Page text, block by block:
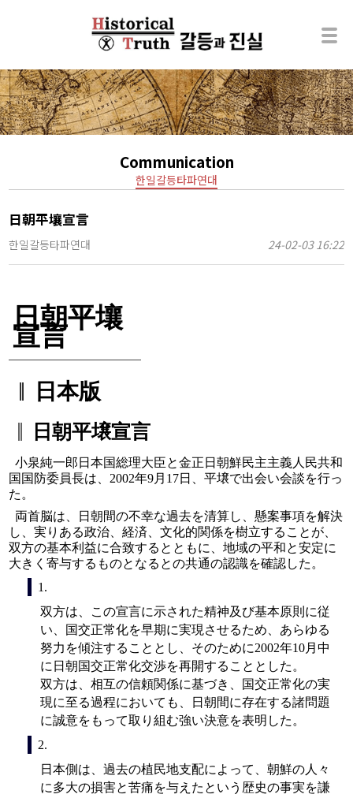
Communication
한일갈등타파연대
日朝平壤宣言
한일갈등타파연대 24-02-03 16:22
日朝平壤
宣言
日本版
日朝平壌宣言
小泉純一郎日本国総理大臣と金正日朝鮮民主主義人民共和
国国防委員長は、2002年9月17日、平壌で出会い会談を行っ
た。
両首脳は、日朝間の不幸な過去を清算し、懸案事項を解決
し、実りある政治、経済、文化的関係を樹立することが、
双方の基本利益に合致するとともに、地域の平和と安定に
大きく寄与するものとなるとの共通の認識を確認した。
1.
双方は、この宣言に示された精神及び基本原則に従
い、国交正常化を早期に実現させるため、あらゆる
努力を傾注することとし、そのために2002年10月中
に日朝国交正常化交渉を再開することとした。
双方は、相互の信頼関係に基づき、国交正常化の実
現に至る過程においても、日朝間に存在する諸問題
に誠意をもって取り組む強い決意を表明した。
2.
日本側は、過去の植民地支配によって、朝鮮の人々
に多大の損害と苦痛を与えたという歴史の事実を謙